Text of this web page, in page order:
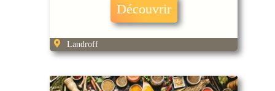
Découvrir
Landroff